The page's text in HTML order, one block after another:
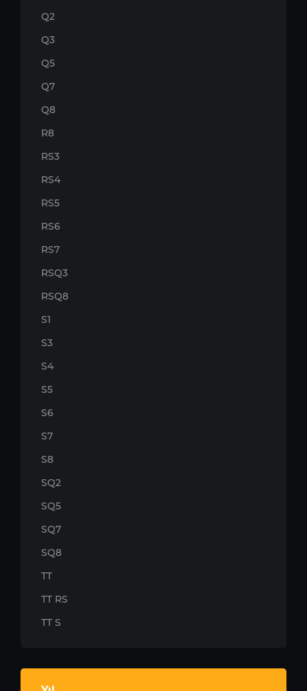
Q2
Q3
Q5
Q7
Q8
R8
RS3
RS4
RS5
RS6
RS7
RSQ3
RSQ8
S1
S3
S4
S5
S6
S7
S8
SQ2
SQ5
SQ7
SQ8
TT
TT RS
TT S